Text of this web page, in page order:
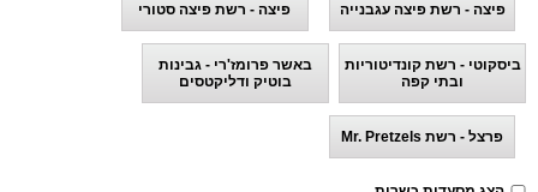
פיצה - רשת פיצה עגבנייה פיצה - רשת פיצה סטורי
ביסקוטי - רשת קונדיטוריות
ובתי קפה
באשר פרומז'רי - גבינות
בוטיק ודליקטסים
פרצל - רשת Mr. Pretzels